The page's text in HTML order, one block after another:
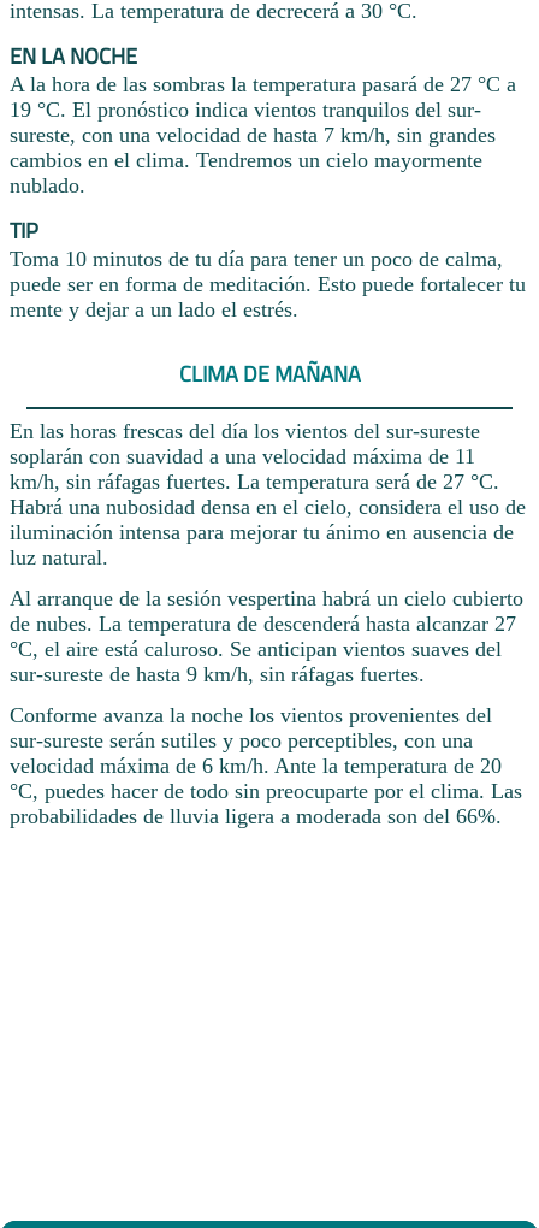
intensas. La temperatura de decrecerá a 30 °C.
EN LA NOCHE
A la hora de las sombras la temperatura pasará de 27 °C a
19 °C. El pronóstico indica vientos tranquilos del sur-
sureste, con una velocidad de hasta 7 km/h, sin grandes
cambios en el clima. Tendremos un cielo mayormente
nublado.
TIP
Toma 10 minutos de tu día para tener un poco de calma,
puede ser en forma de meditación. Esto puede fortalecer tu
mente y dejar a un lado el estrés.
CLIMA DE MAÑANA
En las horas frescas del día los vientos del sur-sureste
soplarán con suavidad a una velocidad máxima de 11
km/h, sin ráfagas fuertes. La temperatura será de 27 °C.
Habrá una nubosidad densa en el cielo, considera el uso de
iluminación intensa para mejorar tu ánimo en ausencia de
luz natural.
Al arranque de la sesión vespertina habrá un cielo cubierto
de nubes. La temperatura de descenderá hasta alcanzar 27
°C, el aire está caluroso. Se anticipan vientos suaves del
sur-sureste de hasta 9 km/h, sin ráfagas fuertes.
Conforme avanza la noche los vientos provenientes del
sur-sureste serán sutiles y poco perceptibles, con una
velocidad máxima de 6 km/h. Ante la temperatura de 20
°C, puedes hacer de todo sin preocuparte por el clima. Las
probabilidades de lluvia ligera a moderada son del 66%.